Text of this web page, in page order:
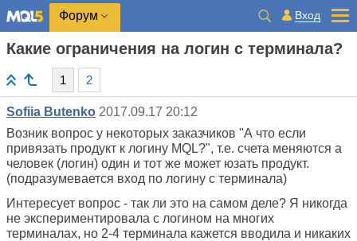
Форум Вход
Какие ограничения на логин с терминала?
1 2
Sofiia Butenko 2017.09.17 20:12
Возник вопрос у некоторых заказчиков "А что если
привязать продукт к логину MQL?", т.е. счета меняются а
человек (логин) один и тот же может юзать продукт.
(подразумевается вход по логину с терминала)
Интересует вопрос - так ли это на самом деле? Я никогда
не экспериментировала с логином на многих
терминалах, но 2-4 терминала кажется вводила и никаких